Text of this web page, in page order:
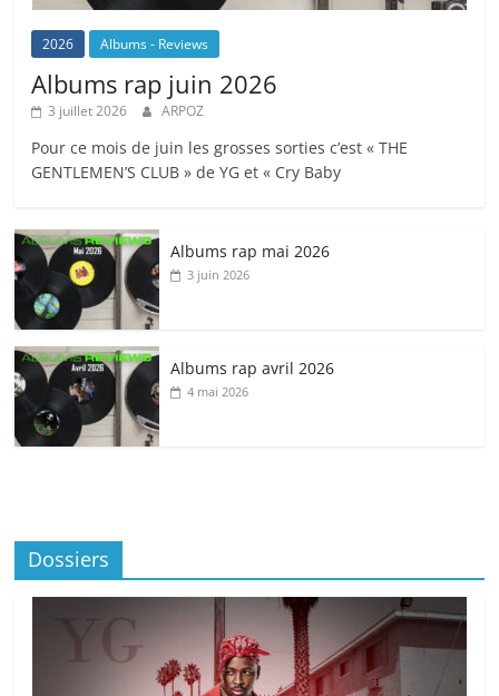
2026 Albums - Reviews
Albums rap juin 2026
3 juillet 2026 ARPOZ
Pour ce mois de juin les grosses sorties c’est « THE
GENTLEMEN’S CLUB » de YG et « Cry Baby
Albums rap mai 2026
3 juin 2026
Albums rap avril 2026
4 mai 2026
Dossiers